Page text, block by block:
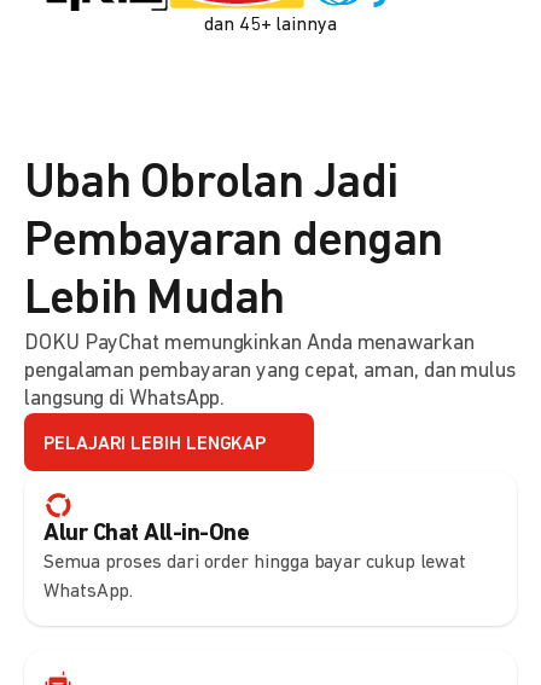
dan 45+ lainnya
Alur Chat All-in-One
Semua proses dari order hingga bayar cukup lewat
WhatsApp.
Ubah Obrolan Jadi
Pembayaran dengan
Lebih Mudah
DOKU PayChat memungkinkan Anda menawarkan
pengalaman pembayaran yang cepat, aman, dan mulus
langsung di WhatsApp.
PELAJARI LEBIH LENGKAP